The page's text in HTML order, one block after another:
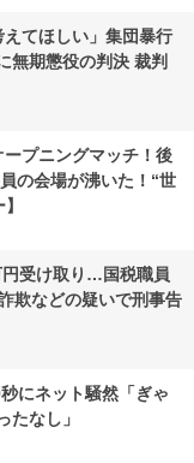
えてほしい」集団暴行
無期懲役の判決 裁判
プニングマッチ！後
の会場が沸いた！“世
円受け取り…国税職員
欺などの疑いで刑事告
にネット騒然「ぎゃ
たなし」